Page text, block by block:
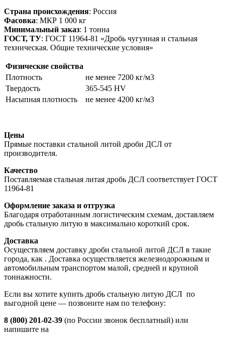
Страна происхождения: Россия
Фасовка: МКР 1 000 кг
Минимальный заказ: 1 тонна
ГОСТ, ТУ: ГОСТ 11964-81 «Дробь чугунная и стальная
техническая. Общие технические условия»
Физические свойства
Плотность
не менее 7200 кг/м3
Твердость
365-545 HV
Насыпная плотность
не менее 4200 кг/м3
Цены
Прямые поставки стальной литой дроби ДСЛ от
производителя.
Качество
Поставляемая стальная литая дробь ДСЛ соответствует ГОСТ
11964-81
Оформление заказа и отгрузка
Благодаря отработанным логистическим схемам, доставляем
дробь стальную литую в максимально короткий срок.
Доставка
Осуществляем доставку дроби стальной литой ДСЛ в такие
города, как . Доставка осуществляется железнодорожным и
автомобильным транспортом малой, средней и крупной
тоннажности.
Если вы хотите купить дробь стальную литую ДСЛ по
выгодной цене — позвоните нам по телефону:
8 (800) 201-02-39 (по России звонок бесплатный) или
напишите на